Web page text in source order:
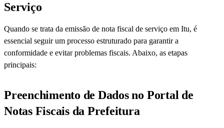
Serviço
Quando se trata da emissão de nota fiscal de serviço em Itu, é
essencial seguir um processo estruturado para garantir a
conformidade e evitar problemas fiscais. Abaixo, as etapas
principais:
Preenchimento de Dados no Portal de
Notas Fiscais da Prefeitura